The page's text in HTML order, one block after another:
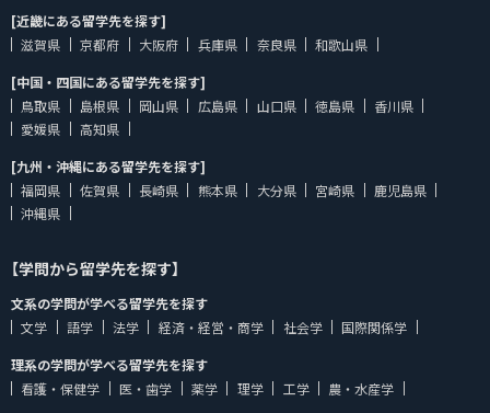
[近畿にある留学先を探す]
滋賀県
京都府 大阪府 兵庫県 奈良県
和歌山県
[中国・四国にある留学先を探す]
鳥取県
島根県 岡山県 広島県 山口県 徳島県
香川県
愛媛県
高知県
[九州・沖縄にある留学先を探す]
福岡県
佐賀県 長崎県 熊本県 大分県 宮崎県
鹿児島県
沖縄県
【学問から留学先を探す】
文系の学問が学べる留学先を探す
文学
語学 法学 経済・経営・商学 社会学
国際関係学
理系の学問が学べる留学先を探す
看護・保健学
医・歯学 薬学 理学 工学
農・水産学